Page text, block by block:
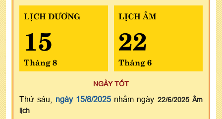
LỊCH DƯƠNG
15
Tháng 8
LỊCH ÂM
22
Tháng 6
NGÀY TỐT
Thứ sáu, ngày 15/8/2025nhằm ngày 22/6/2025 Âm
lịch